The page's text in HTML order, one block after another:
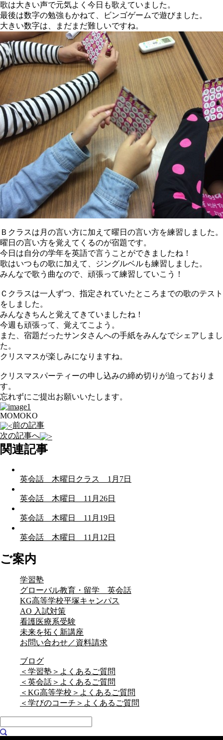
歌は大きい声で元気よく今日も歌えていました。
最後は数字の勉強もかねて、ビンゴゲームで遊びました。
大きい数字は、まだまだ難しいですね。
Ｂクラスは月の言い方に加えて曜日の言い方を練習しました。
曜日の言い方を覚えてくるのが宿題です。
今日は自分の学年を英語で言うことができましたね！
歌はいつもの歌に加えて、ジングルベルも練習しました。
みんなで歌う曲なので、頑張って練習していこう！
Ｃクラスは一人ずつ、指定されていたところまでの歌のテスト
をしました。
みんなきちんと覚えてきていましたね！
今週も頑張って、覚えてこよう。
また、宿題だったサンタさんへの手紙をみんなでシェアしまし
た。
クリスマスが楽しみになりますね。
クリスマスパーティーの申し込みの締め切りが迫っておりま
す。
忘れずにご提出お願いいたします。
MOMOKO
前の記事
次の記事へ
関連記事
英会話 木曜日クラス 1月7日
英会話 木曜日 11月26日
英会話 木曜日 11月19日
英会話 木曜日 11月12日
ご案内
学習塾
グローバル教育・留学 英会話
KG高等学校平塚キャンパス
AO 入試対策
看護医療系受験
未来を拓く新講座
お問い合わせ／資料請求
ブログ
＜学習塾＞よくあるご質問
＜英会話＞よくあるご質問
＜KG高等学校＞よくあるご質問
＜学びのコーチ＞よくあるご質問